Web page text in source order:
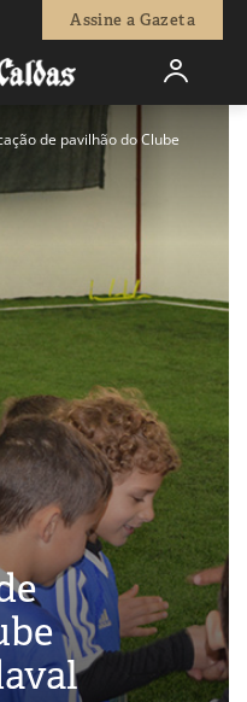
Assine a Gazeta
de pavilhão do Clube